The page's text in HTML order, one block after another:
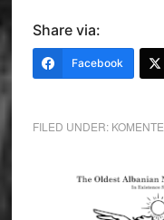
Share via:
Facebook
FILED UNDER: KOMENTE